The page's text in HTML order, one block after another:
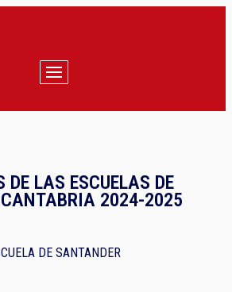
LAS ESCUELAS DE
2024-2025
DE SANTANDER